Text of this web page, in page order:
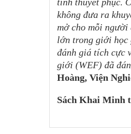
không đưa ra
mở cho mỗi người
lớn trong giới học
đánh giá tích cực
giới (WEF) đã
Hoàng, Viện
Sách Khai Minh